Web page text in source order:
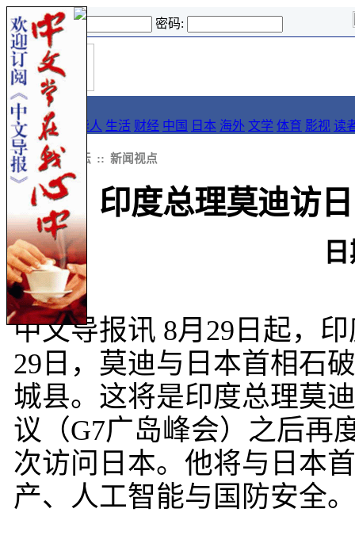
登录名: 密码:
首
页
导报
要闻 论坛 华人 生活 财经 中国 日本 海外 文学 体育 影视 读
::导报:: 论坛 :: 新闻视点
印度总理莫迪访
中文导报讯 8月29日起，
29日，莫迪与日本首相石
城县。这将是印度总理莫
议（G7广岛峰会）之后再
次访问日本。他将与日本
产、人工智能与国防安全。